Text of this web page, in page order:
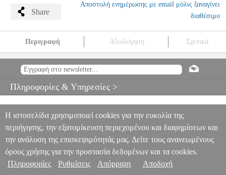
Share
Αποστολή ενημέρωσης με email μόλις ξαναγίνει
διαθέσιμο
Περιγραφή Αξιολόγηση Σχετικά
MSC.600194 ΑΝΔΡΟΜΗΔΑΣ
ΜΟΥΣΙΚΑ
ΚΙΘΑΡΑΣ
Πληροφορίες & Υπηρεσίες >
Η ιστοσελίδα χρησιμοποιεί cookies για την ευκολία της
περιήγησης, την εξατομίκευση περιεχομένου και διαφημίσεων και
την ανάλυση της επισκεψιμότητάς μας. Δείτε τους ανανεωμένους
όρους χρήσης για την προστασία δεδομένων και τα cookies.
Πληροφορίες
Ρυθμίσεις Απόρριψη Αποδοχή